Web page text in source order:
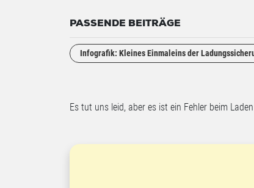
PASSENDE BEITRÄGE
Infografik: Kleines Einmaleins der
Es tut uns leid, aber es ist ein Fehler beim